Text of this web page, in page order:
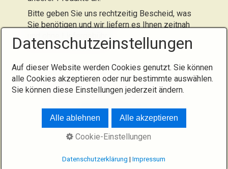
Bitte geben Sie uns rechtzeitig Bescheid, was
Sie benötigen und wir liefern es Ihnen zeitnah
und ohne Liefergebühr.
© 2026 S'Lädle e.V.
Datenschutzeinstellungen
Auf dieser Website werden Cookies genutzt. Sie können
alle Cookies akzeptieren oder nur bestimmte auswählen.
Sie können diese Einstellungen jederzeit ändern.
Alle ablehnen Alle akzeptieren
Cookie-Einstellungen
Datenschutzerklärung |Impressum